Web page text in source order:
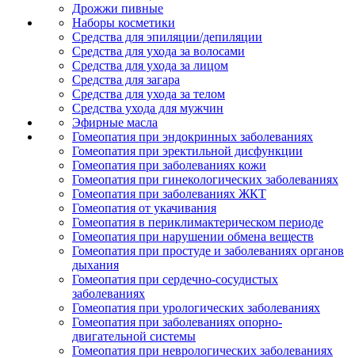
Дрожжи пивные
Наборы косметики
Средства для эпиляции/депиляции
Средства для ухода за волосами
Средства для ухода за лицом
Средства для загара
Средства для ухода за телом
Средства ухода для мужчин
Эфирные масла
Гомеопатия при эндокринных заболеваниях
Гомеопатия при эректильной дисфункции
Гомеопатия при заболеваниях кожи
Гомеопатия при гинекологических заболеваниях
Гомеопатия при заболеваниях ЖКТ
Гомеопатия от укачивания
Гомеопатия в периклимактерическом периоде
Гомеопатия при нарушении обмена веществ
Гомеопатия при простуде и заболеваниях органов
дыхания
Гомеопатия при сердечно-сосудистых
заболеваниях
Гомеопатия при урологических заболеваниях
Гомеопатия при заболеваниях опорно-
двигательной системы
Гомеопатия при неврологических заболеваниях